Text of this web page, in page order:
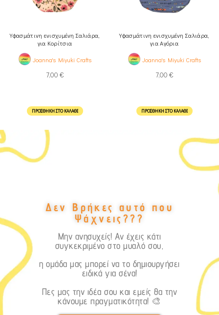
Υφασμάτινη ενισχυμένη Σαλιάρα,
για Κορίτσια
Joanna's Miyuki Crafts
7,00 €
ΠΡΟΣΘΉΚΗ ΣΤΟ ΚΑΛΆΘΙ
Υφασμάτινη ενισχυμένη Σαλιάρα,
για Αγόρια
Joanna's Miyuki Crafts
7,00 €
ΠΡΟΣΘΉΚΗ ΣΤΟ ΚΑΛΆΘΙ
Δεν Βρήκες αυτό που
Ψάχνεις???
Μην ανησυχείς! Αν έχεις κάτι
συγκεκριμένο στο μυαλό σου,
η ομάδα μας μπορεί να το δημιουργήσει
ειδικά για σένα!
Πες μας την ιδέα σου και εμείς θα την
κάνουμε πραγματικότητα! 🎨